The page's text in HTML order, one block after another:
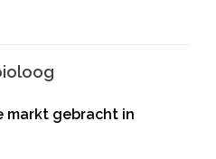
markt gebracht in